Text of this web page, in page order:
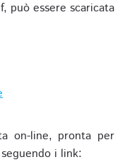
può essere scaricata
on-line, pronta per
i link: